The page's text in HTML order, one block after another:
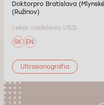
Doktorpro Bratislava
(Ružinov)
Lekár oddelenia USG.
SK
EN
Ultrasonografia